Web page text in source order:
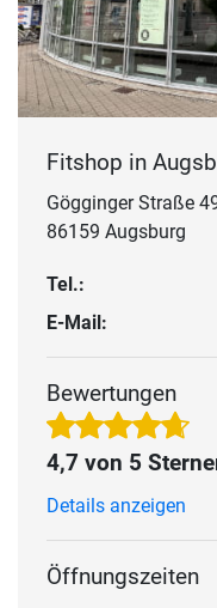
Fitshop in
Gögginger Straße
86159 Augsburg
Tel.:
E-Mail:
Bewertungen
4,7 von 5
Details anzeigen
Öffnungszeiten